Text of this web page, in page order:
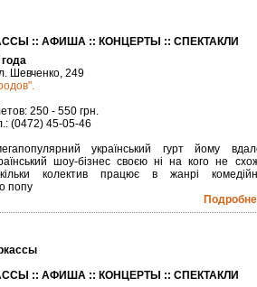
:: АФИША :: КОНЦЕРТЫ :: СПЕКТАКЛИ
Шевченко, 249
250 - 550 грн.
(0472) 45-05-46
український гурт йому
шоу-бізнес своєю ні на кого не
колектив працює в жанрі
попу
:: АФИША :: КОНЦЕРТЫ :: СПЕКТАКЛИ